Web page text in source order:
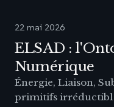
22 mai 2026
ELSAD :
Numérique
Énergie, Liaison,
primitifs